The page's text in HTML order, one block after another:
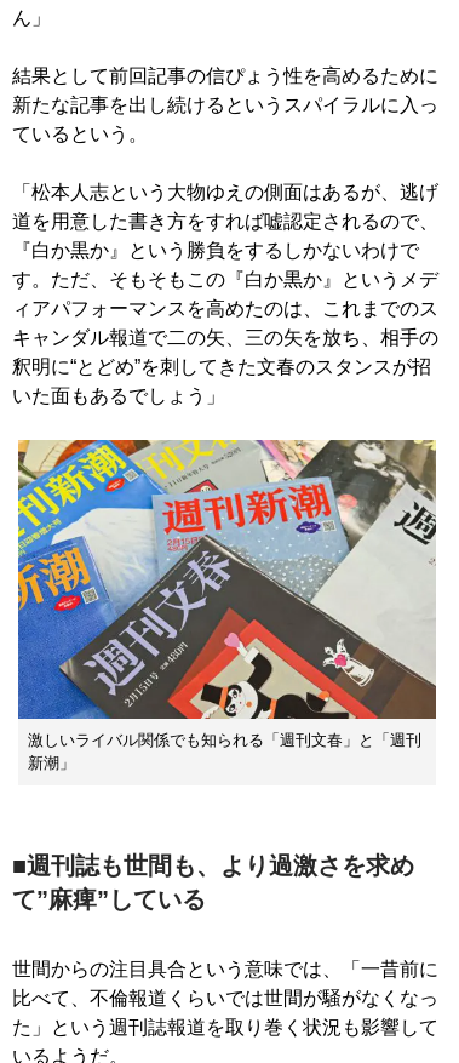
ん」
結果として前回記事の信ぴょう性を高めるために
新たな記事を出し続けるというスパイラルに入っ
ているという。
「松本人志という大物ゆえの側面はあるが、逃げ
道を用意した書き方をすれば嘘認定されるので、
『白か黒か』という勝負をするしかないわけで
す。ただ、そもそもこの『白か黒か』というメデ
ィアパフォーマンスを高めたのは、これまでのス
キャンダル報道で二の矢、三の矢を放ち、相手の
釈明に“とどめ”を刺してきた文春のスタンスが招
いた面もあるでしょう」
激しいライバル関係でも知られる「週刊文春」と「週刊
新潮」
■週刊誌も世間も、より過激さを求め
て”麻痺”している
世間からの注目具合という意味では、「一昔前に
比べて、不倫報道くらいでは世間が騒がなくなっ
た」という週刊誌報道を取り巻く状況も影響して
いるようだ。